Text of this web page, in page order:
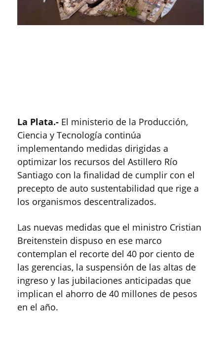
La Plata.- El ministerio de la Producción,
Ciencia y Tecnología continúa
implementando medidas dirigidas a
optimizar los recursos del Astillero Río
Santiago con la finalidad de cumplir con el
precepto de auto sustentabilidad que rige a
los organismos descentralizados.
Las nuevas medidas que el ministro Cristian
Breitenstein dispuso en ese marco
contemplan el recorte del 40 por ciento de
las gerencias, la suspensión de las altas de
ingreso y las jubilaciones anticipadas que
implican el ahorro de 40 millones de pesos
en el año.